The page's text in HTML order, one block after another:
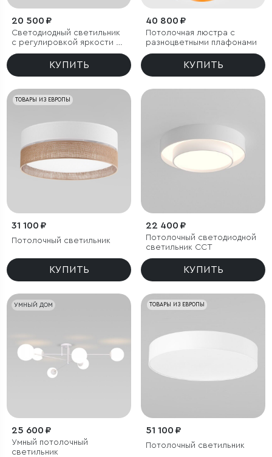
20 500 ₽
Светодиодный светильник
с регулировкой яркости и
цветовой температуры
(3000/4000/6000К) IP54
КУПИТЬ
40 800 ₽
Потолочная люстра с
разноцветными плафонами
КУПИТЬ
ТОВАРЫ ИЗ ЕВРОПЫ
31 100 ₽
Потолочный светильник
КУПИТЬ
22 400 ₽
Потолочный светодиодной
светильник CCT
КУПИТЬ
УМНЫЙ ДОМ
25 600 ₽
Умный потолочный
светильник
ТОВАРЫ ИЗ ЕВРОПЫ
51 100 ₽
Потолочный светильник